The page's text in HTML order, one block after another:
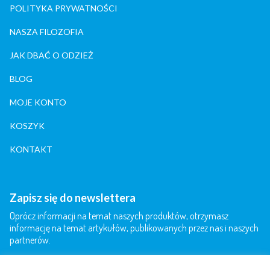
POLITYKA PRYWATNOŚCI
NASZA FILOZOFIA
JAK DBAĆ O ODZIEŻ
BLOG
MOJE KONTO
KOSZYK
KONTAKT
Zapisz się do newslettera
Oprócz informacji na temat naszych produktów, otrzymasz
informację na temat artykułów, publikowanych przez nas i naszych
partnerów.